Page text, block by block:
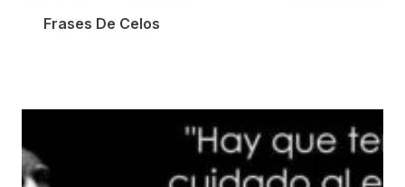
Frases De Celos